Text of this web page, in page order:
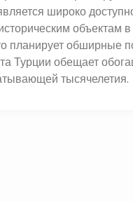
широко
объектам
планирует обширные
Турции обещает
тысячелетия.